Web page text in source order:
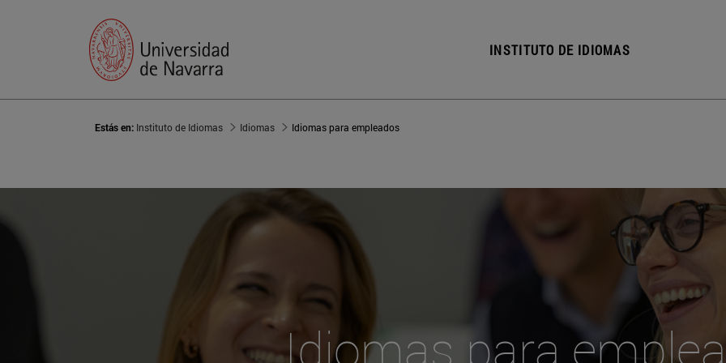
INSTITUTO DE IDIOMAS
Estás en: Instituto de Idiomas Idiomas Idiomas para empleados
Idiomas para